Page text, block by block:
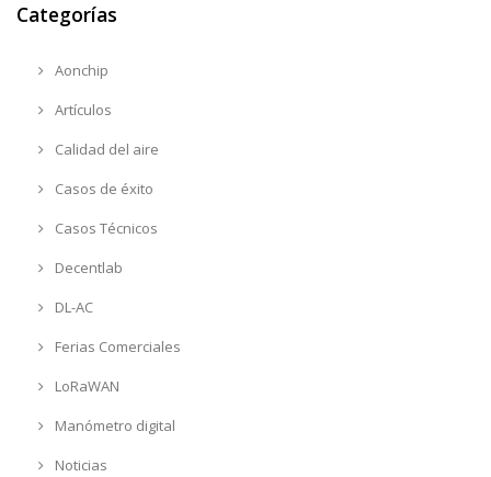
Categorías
Aonchip
Artículos
Calidad del aire
Casos de éxito
Casos Técnicos
Decentlab
DL-AC
Ferias Comerciales
LoRaWAN
Manómetro digital
Noticias